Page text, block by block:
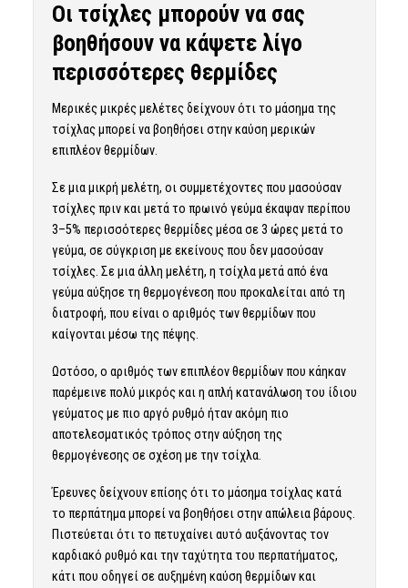
Οι τσίχλες μπορούν να σας
βοηθήσουν να κάψετε λίγο
περισσότερες θερμίδες
Μερικές μικρές μελέτες δείχνουν ότι το μάσημα της
τσίχλας μπορεί να βοηθήσει στην καύση μερικών
επιπλέον θερμίδων.
Σε μια μικρή μελέτη, οι συμμετέχοντες που μασούσαν
τσίχλες πριν και μετά το πρωινό γεύμα έκαψαν περίπου
3–5% περισσότερες θερμίδες μέσα σε 3 ώρες μετά το
γεύμα, σε σύγκριση με εκείνους που δεν μασούσαν
τσίχλες. Σε μια άλλη μελέτη, η τσίχλα μετά από ένα
γεύμα αύξησε τη θερμογένεση που προκαλείται από τη
διατροφή, που είναι ο αριθμός των θερμίδων που
καίγονται μέσω της πέψης.
Ωστόσο, ο αριθμός των επιπλέον θερμίδων που κάηκαν
παρέμεινε πολύ μικρός και η απλή κατανάλωση του ίδιου
γεύματος με πιο αργό ρυθμό ήταν ακόμη πιο
αποτελεσματικός τρόπος στην αύξηση της
θερμογένεσης σε σχέση με την τσίχλα.
Έρευνες δείχνουν επίσης ότι το μάσημα τσίχλας κατά
το περπάτημα μπορεί να βοηθήσει στην απώλεια βάρους.
Πιστεύεται ότι το πετυχαίνει αυτό αυξάνοντας τον
καρδιακό ρυθμό και την ταχύτητα του περπατήματος,
κάτι που οδηγεί σε αυξημένη καύση θερμίδων και